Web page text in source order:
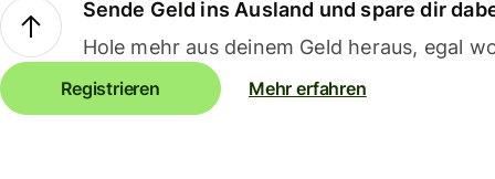
Sende Geld ins Ausland und spare dir
Hole mehr aus deinem Geld heraus, egal
Registrieren Mehr erfahren